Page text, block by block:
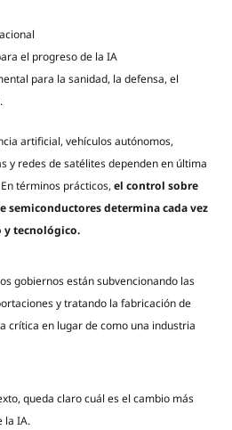
el progreso de la IA
para la sanidad, la defensa, el
artificial, vehículos autónomos,
y redes de satélites dependen en última
términos prácticos, el control sobre
semiconductores determina cada vez
y tecnológico.
gobiernos están subvencionando las
y tratando la fabricación de
crítica en lugar de como una industria
queda claro cuál es el cambio más
la IA.